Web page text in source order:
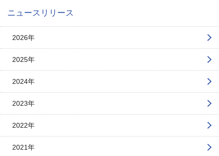
ニュースリリース
2026年
2025年
2024年
2023年
2022年
2021年